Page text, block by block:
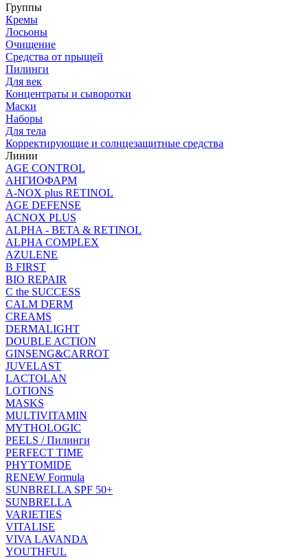
Группы
Кремы
Лосьоны
Очищение
Средства от прыщей
Пилинги
Для век
Концентраты и сыворотки
Маски
Наборы
Для тела
Корректирующие и солнцезащитные средства
Линии
AGE CONTROL
АНГИОФАРМ
A-NOX plus RETINOL
AGE DEFENSE
ACNOX PLUS
ALPHA - BETA & RETINOL
ALPHA COMPLEX
AZULENE
B FIRST
BIO REPAIR
C the SUCCESS
CALM DERM
CREAMS
DERMALIGHT
DOUBLE ACTION
GINSENG&CARROT
JUVELAST
LACTOLAN
LOTIONS
MASKS
MULTIVITAMIN
MYTHOLOGIC
PEELS / Пилинги
PERFECT TIME
PHYTOMIDE
RENEW Formula
SUNBRELLA SPF 50+
SUNBRELLA
VARIETIES
VITALISE
VIVA LAVANDA
YOUTHFUL